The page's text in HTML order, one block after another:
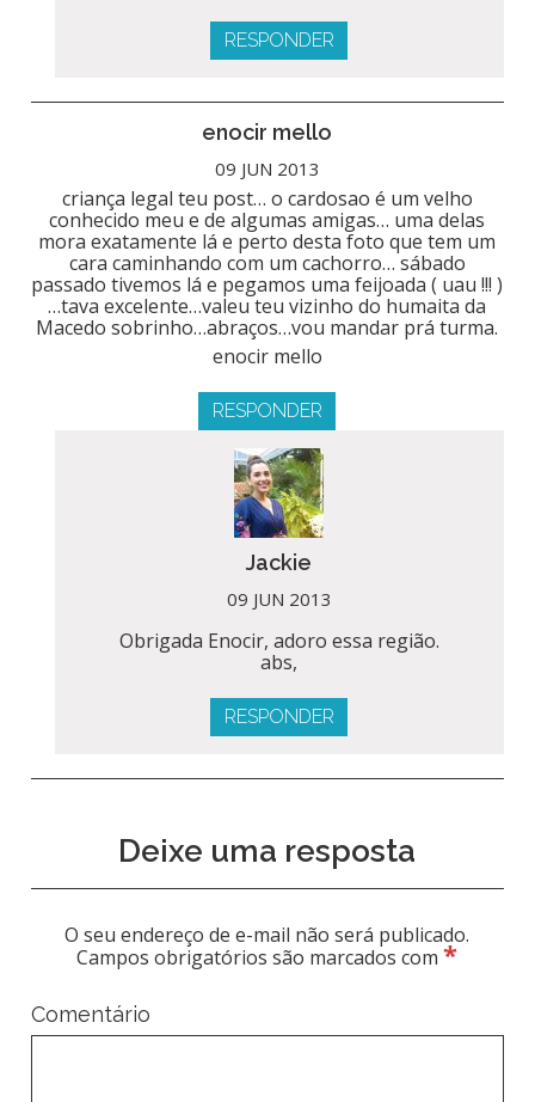
RESPONDER
enocir mello
09 JUN 2013
criança legal teu post… o cardosao é um velho
conhecido meu e de algumas amigas… uma delas
mora exatamente lá e perto desta foto que tem um
cara caminhando com um cachorro… sábado
passado tivemos lá e pegamos uma feijoada ( uau !!! )
…tava excelente…valeu teu vizinho do humaita da
Macedo sobrinho…abraços…vou mandar prá turma.
enocir mello
RESPONDER
Jackie
09 JUN 2013
Obrigada Enocir, adoro essa região.
abs,
RESPONDER
Deixe uma resposta
O seu endereço de e-mail não será publicado.
Campos obrigatórios são marcados com*
Comentário